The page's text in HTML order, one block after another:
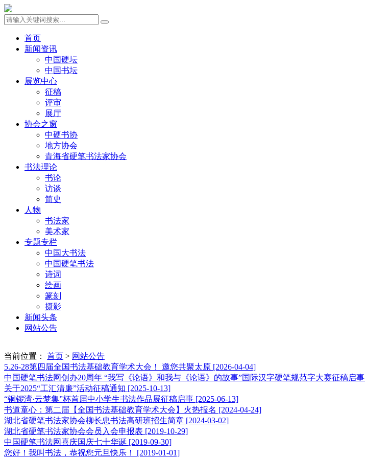
首页
新闻资讯
中国硬坛
中国书坛
展览中心
征稿
评审
展厅
协会之窗
中硬书协
地方协会
青海省硬笔书法家协会
书法理论
书论
访谈
简史
人物
书法家
美术家
专题专栏
中国大书法
中国硬笔书法
诗词
绘画
篆刻
摄影
新闻头条
网站公告
当前位置： 首页 > 网站公告
5.26-28第四届全国书法基础教育学术大会！ 邀您共聚太原 [2026-04-04]
中国硬笔书法网创办20周年 “我写《论语》和我与《论语》的故事”国际汉字硬笔规范字大赛征稿启事
关于2025“工汇清廉”活动征稿通知 [2025-10-13]
“铜锣湾·云梦集”杯首届中小学生书法作品展征稿启事 [2025-06-13]
书道童心：第二届【全国书法基础教育学术大会】火热报名 [2024-04-24]
湖北省硬笔书法家协会柳长忠书法高研班招生简章 [2024-03-02]
湖北省硬笔书法家协会会员入会申报表 [2019-10-29]
中国硬笔书法网喜庆国庆七十华诞 [2019-09-30]
您好！我叫书法，恭祝您元旦快乐！
[2019-01-01]